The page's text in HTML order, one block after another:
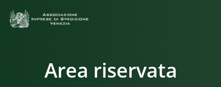
Area riservata